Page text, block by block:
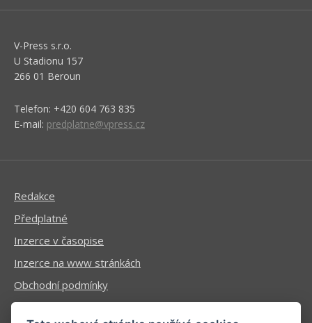
V-Press s.r.o.
U Stadionu 157
266 01 Beroun
Telefon: +420 604 763 835
E-mail: predplatne@vpress.cz
Redakce
Předplatné
Inzerce v časopise
Inzerce na www stránkách
Obchodní podmínky
Ochrana osobních údajů